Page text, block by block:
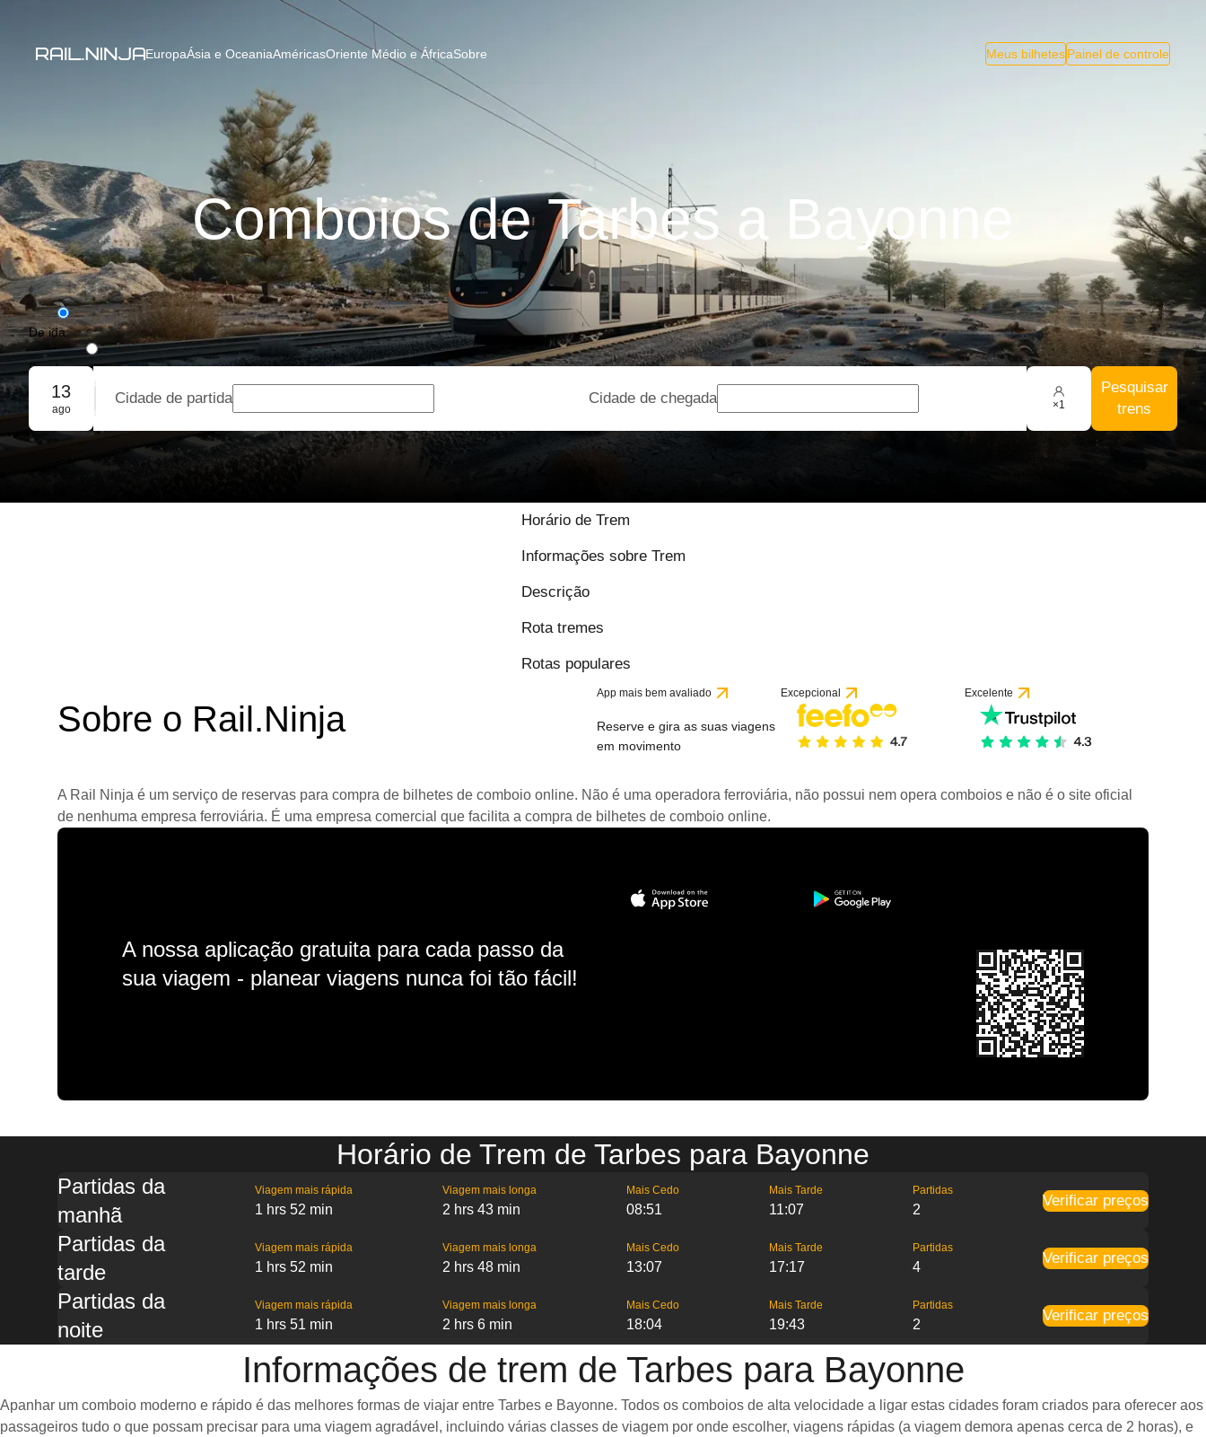
EuropaÁsia e OceaniaAméricasOriente Médio e ÁfricaSobre Meus bilhetesPainel de controle
Comboios de Tarbes a Bayonne
De ida
De ida e volta
Reserva em grupo
13
ago
Cidade de partida Cidade de chegada ×1
Pesquisar
trens
Horário de Trem
Informações sobre Trem
Descrição
Rota tremes
Rotas populares
Sobre o Rail.Ninja
App mais bem avaliado
Reserve e gira as suas viagens
em movimento
Excepcional Excelente
A Rail Ninja é um serviço de reservas para compra de bilhetes de comboio online. Não é uma operadora ferroviária, não possui nem opera comboios e não é o site oficial
de nenhuma empresa ferroviária. É uma empresa comercial que facilita a compra de bilhetes de comboio online.
A nossa aplicação gratuita para cada passo da
sua viagem - planear viagens nunca foi tão fácil!
Horário de Trem de Tarbes para Bayonne
Partidas da
manhã
Viagem mais rápida
1 hrs 52 min
Viagem mais longa
2 hrs 43 min
Mais Cedo
08:51
Mais Tarde
11:07
Partidas
2
Verificar preços
Partidas da
tarde
Viagem mais rápida
1 hrs 52 min
Viagem mais longa
2 hrs 48 min
Mais Cedo
13:07
Mais Tarde
17:17
Partidas
4
Verificar preços
Partidas da
noite
Viagem mais rápida
1 hrs 51 min
Viagem mais longa
2 hrs 6 min
Mais Cedo
18:04
Mais Tarde
19:43
Partidas
2
Verificar preços
Informações de trem de Tarbes para Bayonne
Apanhar um comboio moderno e rápido é das melhores formas de viajar entre Tarbes e Bayonne. Todos os comboios de alta velocidade a ligar estas cidades foram criados para oferecer aos
passageiros tudo o que possam precisar para uma viagem agradável, incluindo várias classes de viagem por onde escolher, viagens rápidas (a viagem demora apenas cerca de 2 horas), e